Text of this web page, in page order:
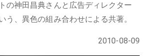
の神田昌典さんと広告ディレクター
う、異色の組み合わせによる共著。
2010-08-09